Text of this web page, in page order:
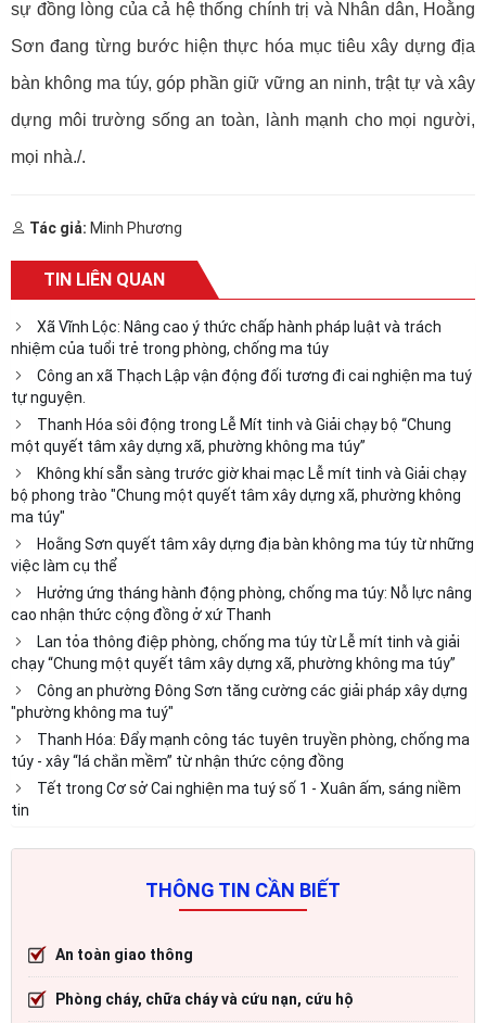
sự đồng lòng của cả hệ thống chính trị và Nhân dân, Hoằng
Sơn đang từng bước hiện thực hóa mục tiêu xây dựng địa
bàn không ma túy, góp phần giữ vững an ninh, trật tự và xây
dựng môi trường sống an toàn, lành mạnh cho mọi người,
mọi nhà./.
Tác giả: Minh Phương
TIN LIÊN QUAN
Xã Vĩnh Lộc: Nâng cao ý thức chấp hành pháp luật và trách
nhiệm của tuổi trẻ trong phòng, chống ma túy
Công an xã Thạch Lập vận động đối tương đi cai nghiện ma tuý
tự nguyện.
Thanh Hóa sôi động trong Lễ Mít tinh và Giải chạy bộ “Chung
một quyết tâm xây dựng xã, phường không ma túy”
Không khí sẵn sàng trước giờ khai mạc Lễ mít tinh và Giải chạy
bộ phong trào "Chung một quyết tâm xây dựng xã, phường không
ma túy"
Hoằng Sơn quyết tâm xây dựng địa bàn không ma túy từ những
việc làm cụ thể
Hưởng ứng tháng hành động phòng, chống ma túy: Nỗ lực nâng
cao nhận thức cộng đồng ở xứ Thanh
Lan tỏa thông điệp phòng, chống ma túy từ Lễ mít tinh và giải
chạy “Chung một quyết tâm xây dựng xã, phường không ma túy”
Công an phường Đông Sơn tăng cường các giải pháp xây dựng
"phường không ma tuý"
Thanh Hóa: Đẩy mạnh công tác tuyên truyền phòng, chống ma
túy - xây “lá chắn mềm” từ nhận thức cộng đồng
Tết trong Cơ sở Cai nghiện ma tuý số 1 - Xuân ấm, sáng niềm
tin
THÔNG TIN CẦN BIẾT
An toàn giao thông
Phòng cháy, chữa cháy và cứu nạn, cứu hộ